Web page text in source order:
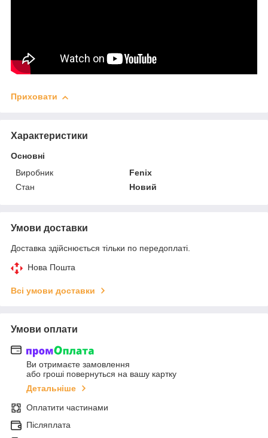
Приховати
Характеристики
Основні
Виробник
Fenix
Стан
Новий
Умови доставки
Доставка здійснюється тільки по передоплаті.
Нова Пошта
Всі умови доставки
Умови оплати
Ви отримаєте замовлення
або гроші повернуться на вашу картку
Детальніше
Оплатити частинами
Післяплата